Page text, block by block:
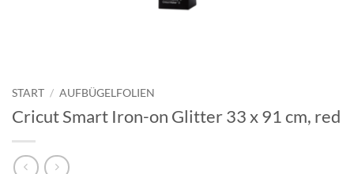
START / AUFBÜGELFOLIEN
Cricut Smart Iron-on Glitter 33 x 91 cm, red